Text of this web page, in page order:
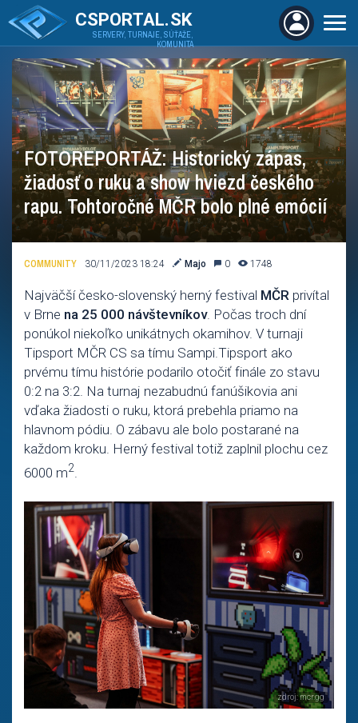
CSPORTAL.SK
SERVERY, TURNAJE, SÚŤAŽE,
KOMUNITA
FOTOREPORTÁŽ: Historický zápas,
žiadosť o ruku a show hviezd českého
rapu. Tohtoročné MČR bolo plné emócií
COMMUNITY 30/11/2023 18:24 Majo 0 1748
Najväčší česko-slovenský herný festival MČR privítal
v Brne na 25 000 návštevníkov. Počas troch dní
ponúkol niekoľko unikátnych okamihov. V turnaji
Tipsport MČR CS sa tímu Sampi.Tipsport ako
prvému tímu histórie podarilo otočiť finále zo stavu
0:2 na 3:2. Na turnaj nezabudnú fanúšikovia ani
vďaka žiadosti o ruku, ktorá prebehla priamo na
hlavnom pódiu. O zábavu ale bolo postarané na
každom kroku. Herný festival totiž zaplnil plochu cez
6000 m2